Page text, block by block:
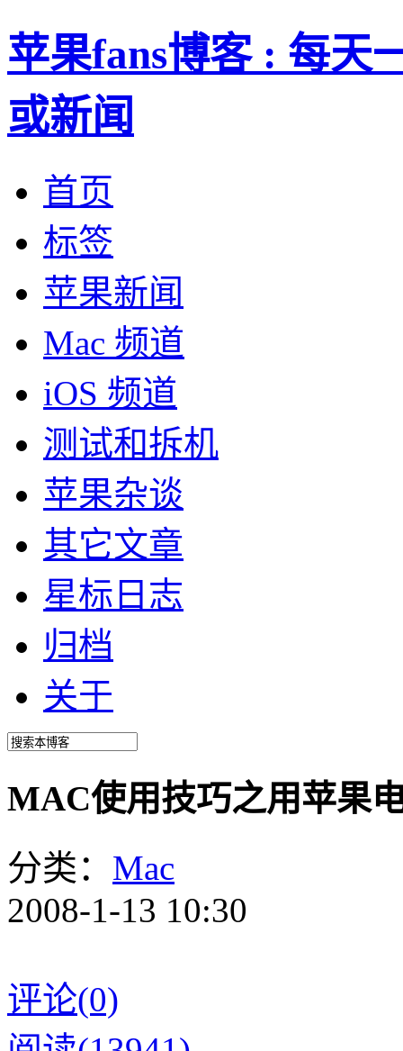
苹果fans博客 : 每天
或新闻
首页
标签
苹果新闻
Mac 频道
iOS 频道
测试和拆机
苹果杂谈
其它文章
星标日志
归档
关于
MAC使用技巧之用苹果
分类： Mac
2008-1-13 10:30
评论(0)